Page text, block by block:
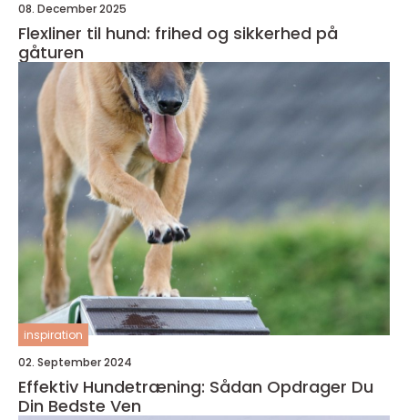
08. December 2025
Flexliner til hund: frihed og sikkerhed på
gåturen
inspiration
02. September 2024
Effektiv Hundetræning: Sådan Opdrager Du
Din Bedste Ven